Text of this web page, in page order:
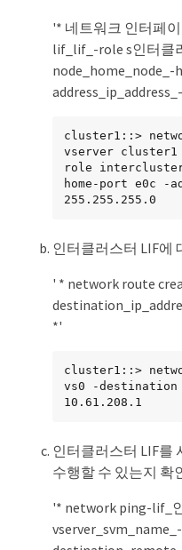
'* 네트워크 인터페
lif_lif_-role s인터클
cluster1::>
vserver
role intercluster
home-port e0c -
255.255.255.0
인터클러스터 LIF에
' * network route
*'
cluster1::>
vs0 -destination
10.61.208.1
인터클러스터 LIF를
수행할 수 있는지 확
'* network ping-lif_
vserver_svm_name_-